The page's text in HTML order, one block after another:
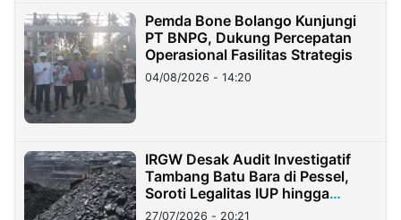
Pemda Bone Bolango Kunjungi
PT BNPG, Dukung Percepatan
Operasional Fasilitas Strategis
04/08/2026 - 14:20
IRGW Desak Audit Investigatif
Tambang Batu Bara di Pessel,
Soroti Legalitas IUP hingga
Stockpile
27/07/2026 - 20:21